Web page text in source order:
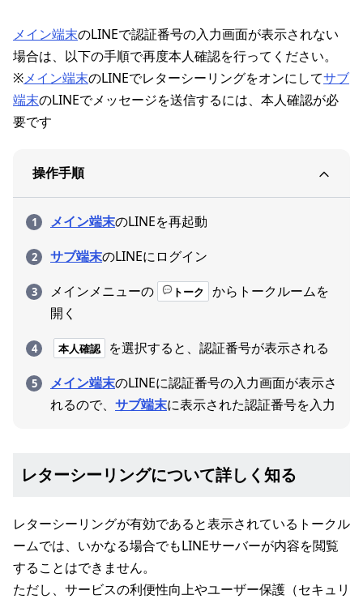
メイン端末のLINEで認証番号の入力画面が表示されない
場合は、以下の手順で再度本人確認を行ってください。
※メイン端末のLINEでレターシーリングをオンにしてサブ
端末のLINEでメッセージを送信するには、本人確認が必
要です
操作手順
メイン端末のLINEを再起動
サブ端末のLINEにログイン
メインメニューの
トーク
からトークルームを
開く
本人確認
を選択すると、認証番号が表示される
メイン端末のLINEに認証番号の入力画面が表示さ
れるので、 サブ端末に表示された認証番号を入力
レターシーリングについて詳しく知る
レターシーリングが有効であると表示されているトークル
ームでは、いかなる場合でもLINEサーバーが内容を閲覧
することはできません。
ただし、サービスの利便性向上やユーザー保護（セキュリ